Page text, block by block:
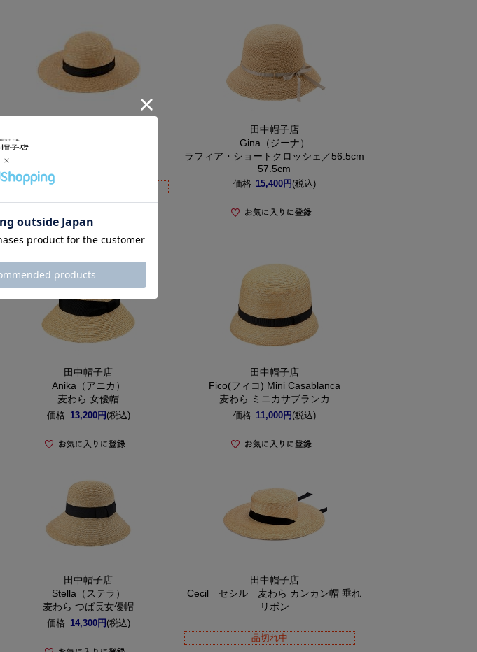
田中帽子店
Gina（ジーナ）
ラフィア・ショートクロッシェ／56.5cm
57.5cm
価格 15,400円 (税込)
田中帽子店
Anika（アニカ）
麦わら 女優帽
価格 13,200円 (税込)
田中帽子店
Fico(フィコ) Mini Casablanca
麦わら ミニカサブランカ
価格 11,000円 (税込)
田中帽子店
Stella（ステラ）
麦わら つば長女優帽
価格 14,300円 (税込)
田中帽子店
Cecil セシル 麦わら カンカン帽 垂れ
リボン
品切れ中